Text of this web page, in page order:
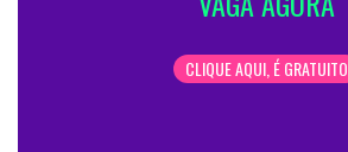
CLIQUE AQUI, É GRATUITO